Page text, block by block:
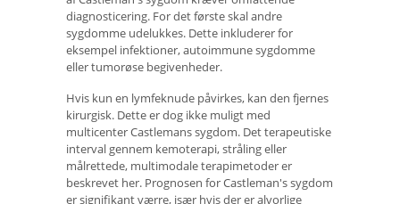
diagnosticering. For det første skal andre
sygdomme udelukkes. Dette inkluderer for
eksempel infektioner, autoimmune sygdomme
eller tumorøse begivenheder.
Hvis kun en lymfeknude påvirkes, kan den fjernes
kirurgisk. Dette er dog ikke muligt med
multicenter Castlemans sygdom. Det terapeutiske
interval gennem kemoterapi, stråling eller
målrettede, multimodale terapimetoder er
beskrevet her. Prognosen for Castleman's sygdom
er signifikant værre, især hvis der er alvorlige